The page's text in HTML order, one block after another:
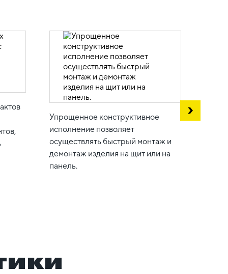
Упрощенное конструктивное
исполнение позволяет
осуществлять быстрый монтаж и
демонтаж изделия на щит или на
панель.